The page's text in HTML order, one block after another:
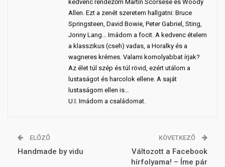
kedvenc rendezőm Martin Scorsese és Woody
Allen. Ezt a zenét szeretem hallgatni: Bruce
Springsteen, David Bowie, Peter Gabriel, Sting,
Jonny Lang... Imádom a focit. A kedvenc ételem
a klasszikus (cseh) vadas, a Horalky és a
wagneres krémes. Valami komolyabbat írjak?
Az élet túl szép és túl rövid, ezért utálom a
lustaságot és harcolok ellene. A saját
lustaságom ellen is…
U.I. Imádom a családomat.
ELŐZŐ
Handmade by vidu
KÖVETKEZŐ
Változott a Facebook
hírfolyama! – Íme pár